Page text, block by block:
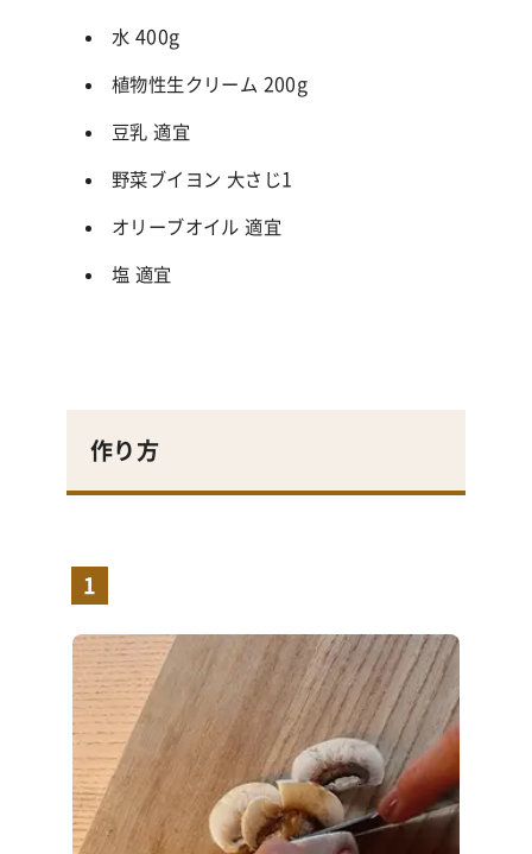
水 400g
植物性生クリーム 200g
豆乳 適宜
野菜ブイヨン 大さじ1
オリーブオイル 適宜
塩 適宜
作り方
1